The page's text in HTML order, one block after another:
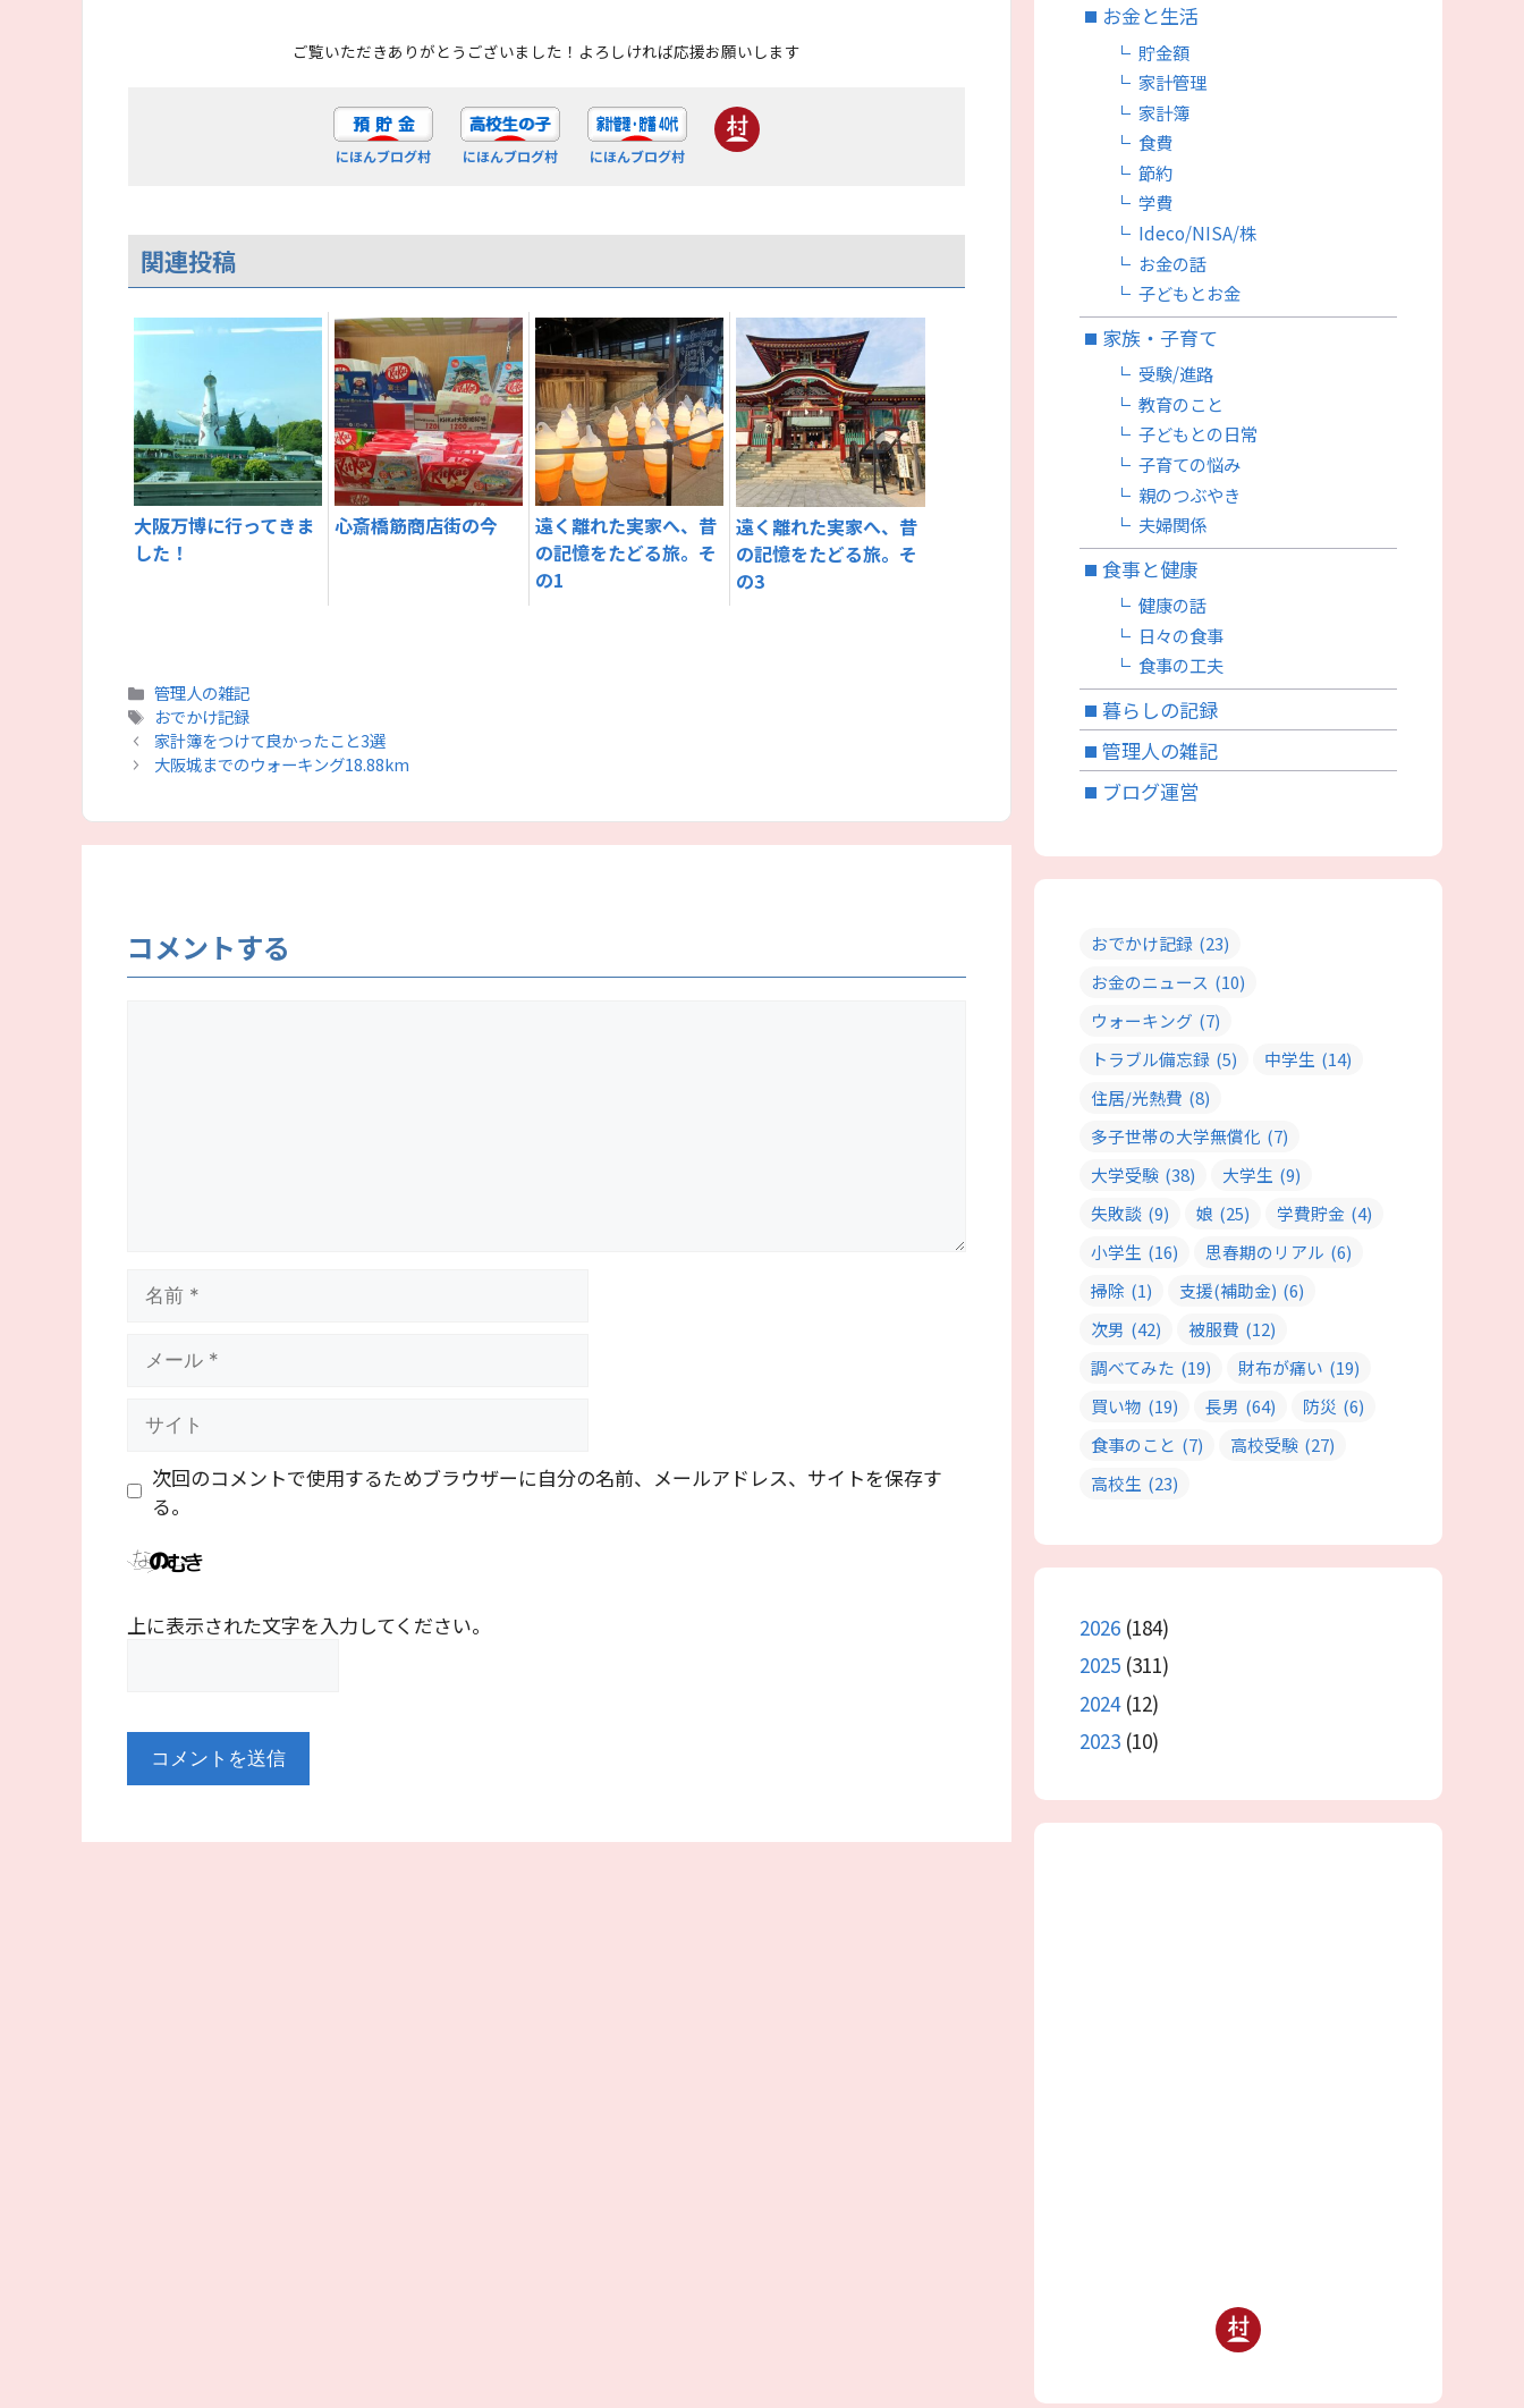
ご覧いただきありがとうございました！よろしければ応援お願いします
にほんブログ村 にほんブログ村 にほんブログ村
関連投稿
大阪万博に行ってきま
した！
心斎橋筋商店街の今
遠く離れた実家へ、昔
の記憶をたどる旅。そ
の1
遠く離れた実家へ、昔
の記憶をたどる旅。そ
の3
カ
テ
ゴ
リ
管理人の雑記
タ
グ
おでかけ記録
家計簿をつけて良かったこと3選
大阪城までのウォーキング18.88km
コメントする
次回のコメントで使用するためブラウザーに自分の名前、メールアドレス、サイトを保存す
る。
上に表示された文字を入力してください。
お金と生活
貯金額
家計管理
家計簿
食費
節約
学費
Ideco/NISA/株
お金の話
子どもとお金
家族・子育て
受験/進路
教育のこと
子どもとの日常
子育ての悩み
親のつぶやき
夫婦関係
食事と健康
健康の話
日々の食事
食事の工夫
暮らしの記録
管理人の雑記
ブログ運営
おでかけ記録 (23)
お金のニュース (10)
ウォーキング (7)
トラブル備忘録 (5) 中学生 (14)
住居/光熱費 (8)
多子世帯の大学無償化 (7)
大学受験 (38) 大学生 (9)
失敗談 (9) 娘 (25) 学費貯金 (4)
小学生 (16) 思春期のリアル (6)
掃除 (1) 支援(補助金) (6)
次男 (42) 被服費 (12)
調べてみた (19) 財布が痛い (19)
買い物 (19) 長男 (64) 防災 (6)
食事のこと (7) 高校受験 (27)
高校生 (23)
2026 (184)
2025 (311)
2024(12)
2023 (10)